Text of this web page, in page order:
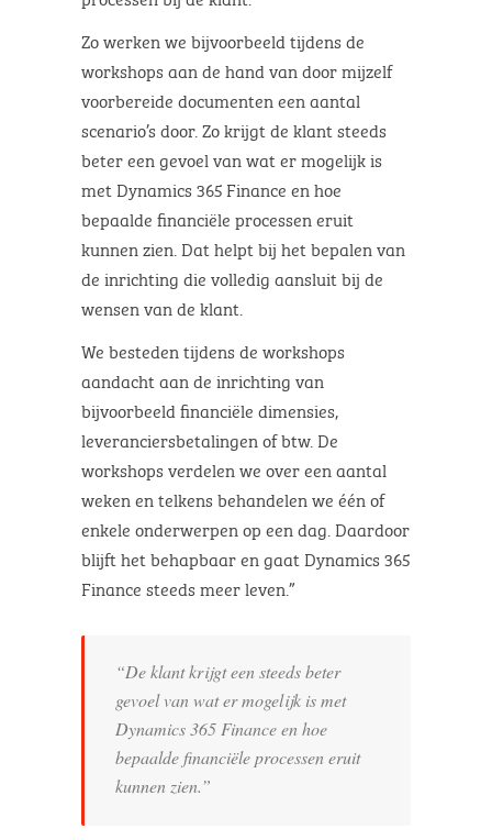
Zo werken we bijvoorbeeld tijdens de
workshops aan de hand van door mijzelf
voorbereide documenten een aantal
scenario’s door. Zo krijgt de klant steeds
beter een gevoel van wat er mogelijk is
met Dynamics 365 Finance en hoe
bepaalde financiële processen eruit
kunnen zien. Dat helpt bij het bepalen van
de inrichting die volledig aansluit bij de
wensen van de klant.
We besteden tijdens de workshops
aandacht aan de inrichting van
bijvoorbeeld financiële dimensies,
leveranciersbetalingen of btw. De
workshops verdelen we over een aantal
weken en telkens behandelen we één of
enkele onderwerpen op een dag. Daardoor
blijft het behapbaar en gaat Dynamics 365
Finance steeds meer leven.”
“De klant krijgt een steeds beter
gevoel van wat er mogelijk is met
Dynamics 365 Finance en hoe
bepaalde financiële processen eruit
kunnen zien.”